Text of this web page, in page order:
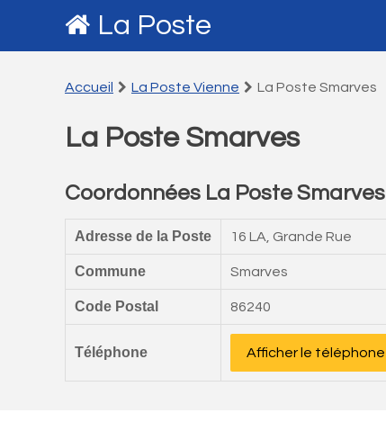
La Poste
Accueil La Poste Vienne La Poste Smarves
La Poste Smarves
Coordonnées La Poste Smarves
Adresse de la Poste 16 LA, Grande Rue
Commune Smarves
Code Postal 86240
Téléphone Afficher le téléphone